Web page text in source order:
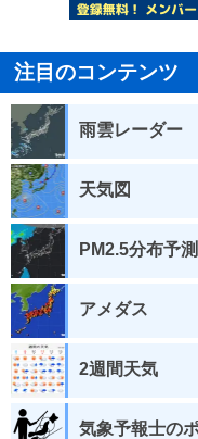
注目のコンテンツ
雨雲レーダー
天気図
PM2.5分布予測
アメダス
2週間天気
気象予報士の